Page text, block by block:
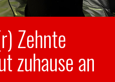
Zehnte
zuhause an